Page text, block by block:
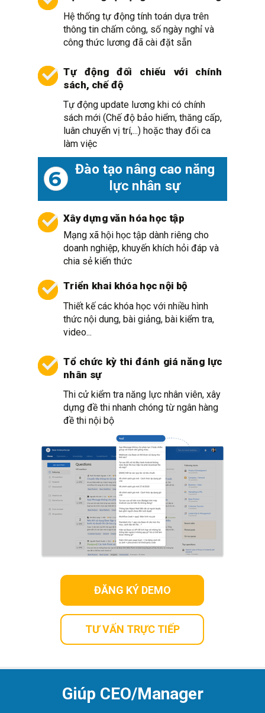
ĐĂNG KÝ DEMO
TƯ VẤN TRỰC TIẾP
Giúp CEO/Manager
Tự động đối chiếu với chính
sách, chế độ
Hệ thống tự động tính toán dựa trên
thông tin chấm công, số ngày nghỉ và
công thức lương đã cài đặt sẵn
Tự động update lương khi có chính
sách mới (Chế độ bảo hiểm, thăng cấp,
luân chuyển vị trí,...) hoặc thay đổi ca
làm việc
Xây dựng văn hóa học tập
Triển khai khóa học nội bộ
Tổ chức kỳ thi đánh giá năng lực
nhân sự
Mạng xã hội học tập dành riêng cho
doanh nghiệp, khuyến khích hỏi đáp và
chia sẻ kiến thức
Thiết kế các khóa học với nhiều hình
thức nội dung, bài giảng, bài kiểm tra,
video...
Thi cử kiểm tra năng lực nhân viên, xây
dựng đề thi nhanh chóng từ ngân hàng
đề thi nội bộ
Đào tạo nâng cao năng
lực nhân sự
6